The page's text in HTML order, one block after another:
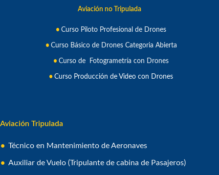
Aviación no Tripulada
Curso Piloto Profesional de Drones
Curso Básico de Drones Categoria Abierta
Curso de Fotogrametría con Drones
Curso Producción de Video con Drones
Aviación Tripulada
Técnico en Mantenimiento de Aeronaves
Auxiliar de Vuelo (Tripulante de cabina de Pasajeros)